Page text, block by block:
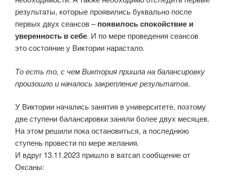
результаты, которые проявились буквально после
первых двух сеансов –появилось спокойствие и
уверенность в себе. И по мере проведения сеансов
это состояние у Виктории нарастало.
То есть то, с чем Виктория пришла на балансировку
произошло и началось закрепление результатов.
У Виктории начались занятия в университете, поэтому
две ступени балансировки заняли более двух месяцев.
На этом решили пока остановиться, а последнюю
ступень провести по мере желания.
И вдруг 13.11.2023 пришло в ватсап сообщение от
Оксаны: